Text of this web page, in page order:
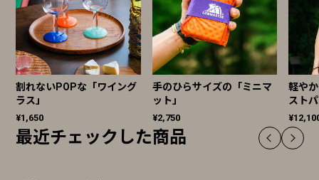
割れないPOPな「ワイング
ラス」
¥1,650
手のひらサイズの「ミニマ
ット」
¥2,750
軽や
スト
最近チェックした商品